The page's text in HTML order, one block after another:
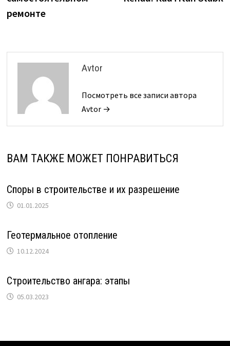
записям
ремонте
Avtor
Посмотреть все записи автора
Avtor →
ВАМ ТАКЖЕ МОЖЕТ ПОНРАВИТЬСЯ
Споры в строительстве и их разрешение
01.01.2025
Геотермальное отопление
10.12.2024
Строительство ангара: этапы
05.03.2023